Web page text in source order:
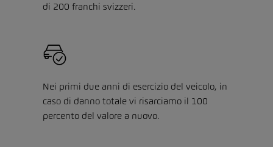
di 200 franchi svizzeri.
Nei primi due anni di esercizio del veicolo, in
caso di danno totale vi risarciamo il 100
percento del valore a nuovo.